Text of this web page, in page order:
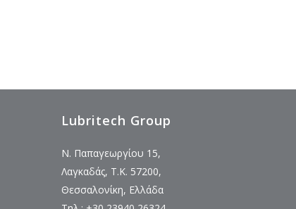
Lubritech Group
Ν. Παπαγεωργίου 15,
Λαγκαδάς, Τ.Κ. 57200,
Θεσσαλονίκη, Ελλάδα